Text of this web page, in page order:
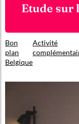
Etude sur
Bon
plan
Belgique
Activité